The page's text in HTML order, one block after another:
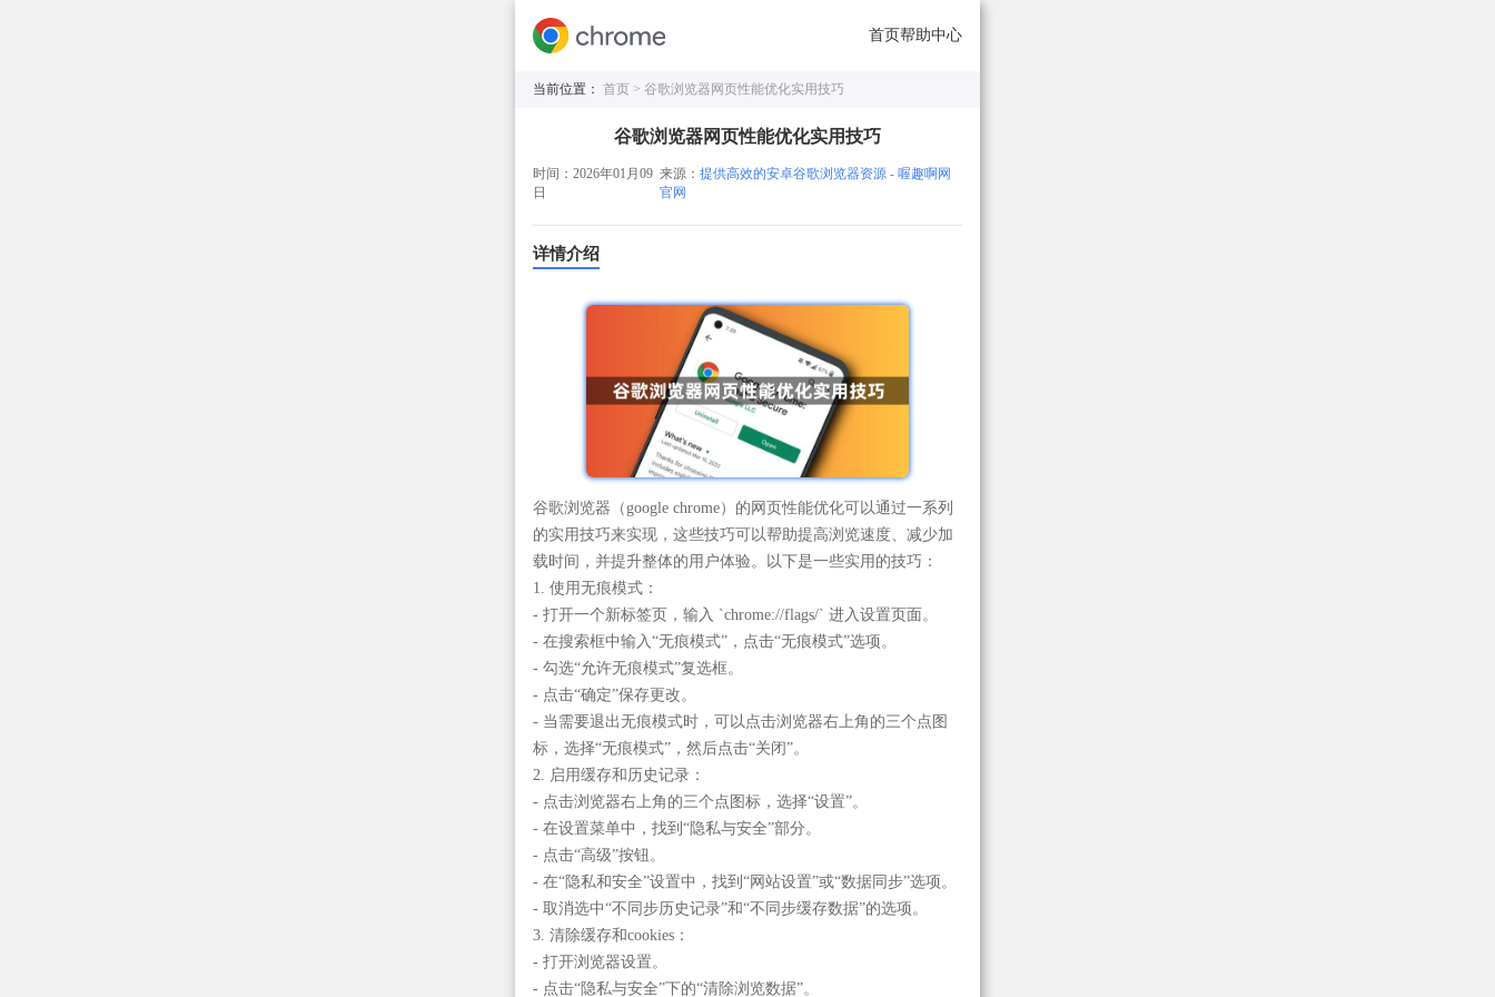
首页帮助中心
当前位置： 首页 > 谷歌浏览器网页性能优化实用技巧
谷歌浏览器网页性能优化实用技巧
时间：2026年01月09
日
来源：提供高效的安卓谷歌浏览器资源 - 喔趣啊网
官网
详情介绍
谷歌浏览器（google chrome）的网页性能优化可以通过一系列
的实用技巧来实现，这些技巧可以帮助提高浏览速度、减少加
载时间，并提升整体的用户体验。以下是一些实用的技巧：
1. 使用无痕模式：
- 打开一个新标签页，输入 `chrome://flags/` 进入设置页面。
- 在搜索框中输入“无痕模式”，点击“无痕模式”选项。
- 勾选“允许无痕模式”复选框。
- 点击“确定”保存更改。
- 当需要退出无痕模式时，可以点击浏览器右上角的三个点图
标，选择“无痕模式”，然后点击“关闭”。
2. 启用缓存和历史记录：
- 点击浏览器右上角的三个点图标，选择“设置”。
- 在设置菜单中，找到“隐私与安全”部分。
- 点击“高级”按钮。
- 在“隐私和安全”设置中，找到“网站设置”或“数据同步”选项。
- 取消选中“不同步历史记录”和“不同步缓存数据”的选项。
3. 清除缓存和cookies：
- 打开浏览器设置。
- 点击“隐私与安全”下的“清除浏览数据”。